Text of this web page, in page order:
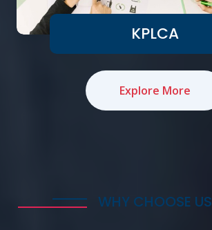
KPLCA
Explore More
WHY CHOOSE US